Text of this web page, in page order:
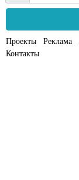
Проекты Реклама
Контакты